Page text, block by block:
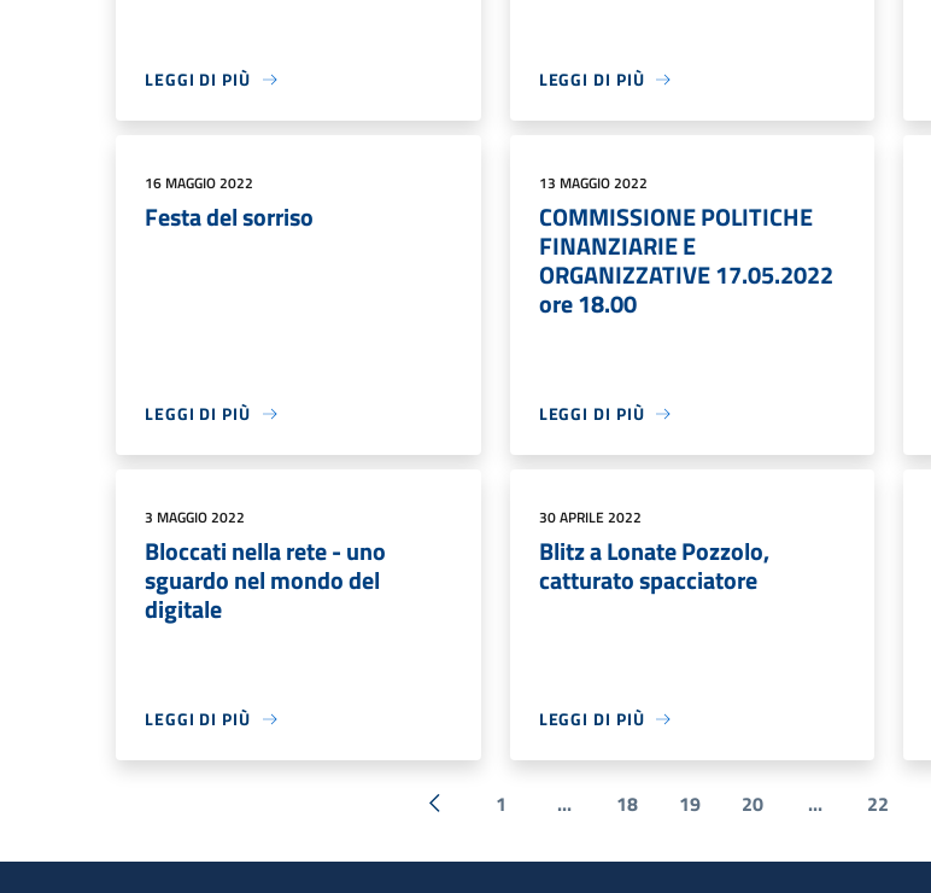
LEGGI DI PIÙ LEGGI DI PIÙ
16 MAGGIO 2022
Festa del sorriso
LEGGI DI PIÙ
13 MAGGIO 2022
COMMISSIONE POLITICHE
FINANZIARIE E
ORGANIZZATIVE 17.05.2022
ore 18.00
LEGGI DI PIÙ
3 MAGGIO 2022
Bloccati nella rete - uno
sguardo nel mondo del
digitale
LEGGI DI PIÙ
30 APRILE 2022
Blitz a Lonate Pozzolo,
catturato spacciatore
LEGGI DI PIÙ
« Precedente
1 ... 18 19 20 ... 22